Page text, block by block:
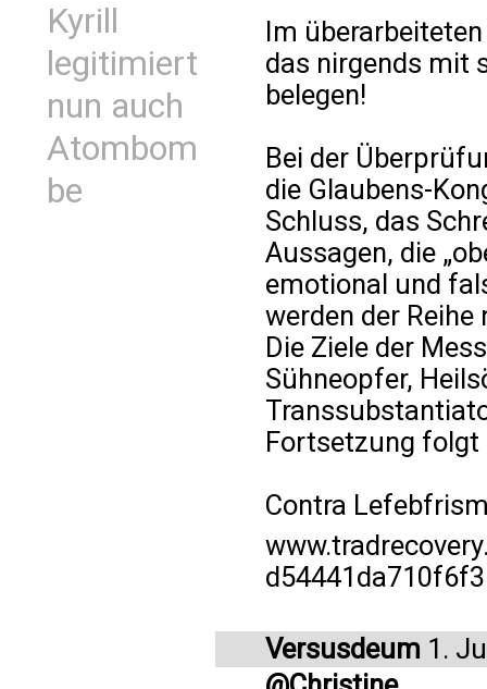
Kyrill
legitimiert
nun auch
Atombom
be
Im
das nirgends mit
belegen!
Bei der
die Glaubens-
Schluss, das
Aussagen, die
emotional und
werden der
Die Ziele der
Sühneopfer,
Fortsetzung folgt
Contra
Versusdeum 1.